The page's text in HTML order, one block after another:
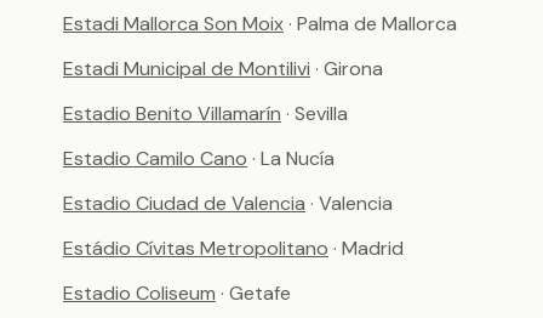
Estadi Mallorca Son Moix· Palma de Mallorca
Estadi Municipal de Montilivi · Girona
Estadio Benito Villamarín · Sevilla
Estadio Camilo Cano · La Nucía
Estadio Ciudad de Valencia · Valencia
Estádio Cívitas Metropolitano · Madrid
Estadio Coliseum · Getafe